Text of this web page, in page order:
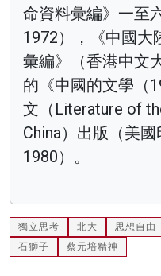
命資料彙編》一至
1972），《中國大
彙編》（香港中文
的《中國的文學（
文（Literature of
China）出版（美國
1980）。
獨立思考 北大 思想自由
石獅子
蔡元培精神